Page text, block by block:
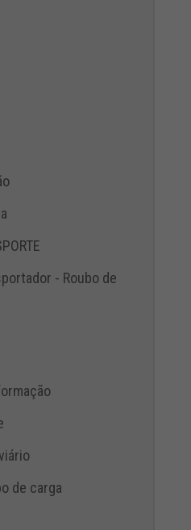
- Roubo de
de carga